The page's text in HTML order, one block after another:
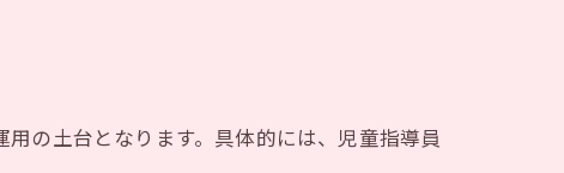
すく解説
の土台となります。具体的には、児童指導員